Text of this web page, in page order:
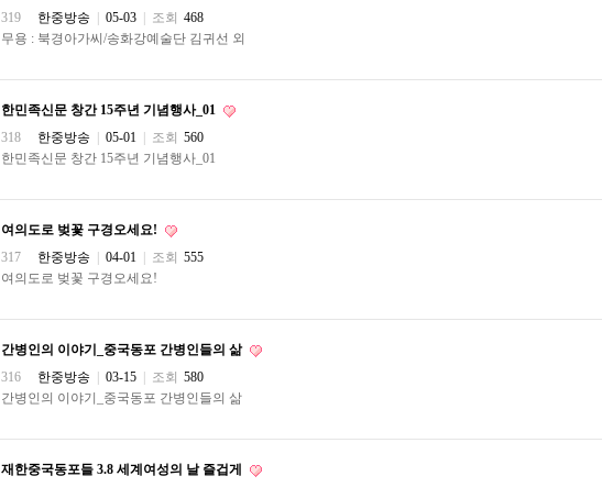
319
한중방송 05-03 조회 468
무용 : 북경아가씨/송화강예술단 김귀선 외
한민족신문 창간 15주년 기념행사_01
318
한중방송 05-01 조회 560
한민족신문 창간 15주년 기념행사_01
여의도로 벚꽃 구경오세요!
317
한중방송 04-01 조회 555
여의도로 벚꽃 구경오세요!
간병인의 이야기_중국동포 간병인들의 삶
316
한중방송 03-15 조회 580
간병인의 이야기_중국동포 간병인들의 삶
재한중국동포들 3.8 세계여성의 날 즐겁게